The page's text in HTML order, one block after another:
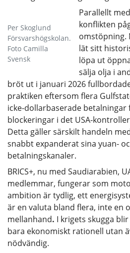
Per Skoglund
Försvarshögskolan.
Foto Camilla
Svensk
Parallellt
konflikten
omstöpning.
lät sitt
löpa ut
sälja olja i
bröt ut i januari 2026
praktiken eftersom flera
icke-dollarbaserade betalningar
blockeringar i det USA-
Detta gäller särskilt handeln
snabbt expanderat sina yuan-
betalningskanaler.
BRICS+, nu med Saudiarabien,
medlemmar, fungerar som
ambition är tydlig, ett
är en valuta bland flera, inte en
mellanhand. I krigets skugga
bara ekonomiskt rationell utan
nödvändig.